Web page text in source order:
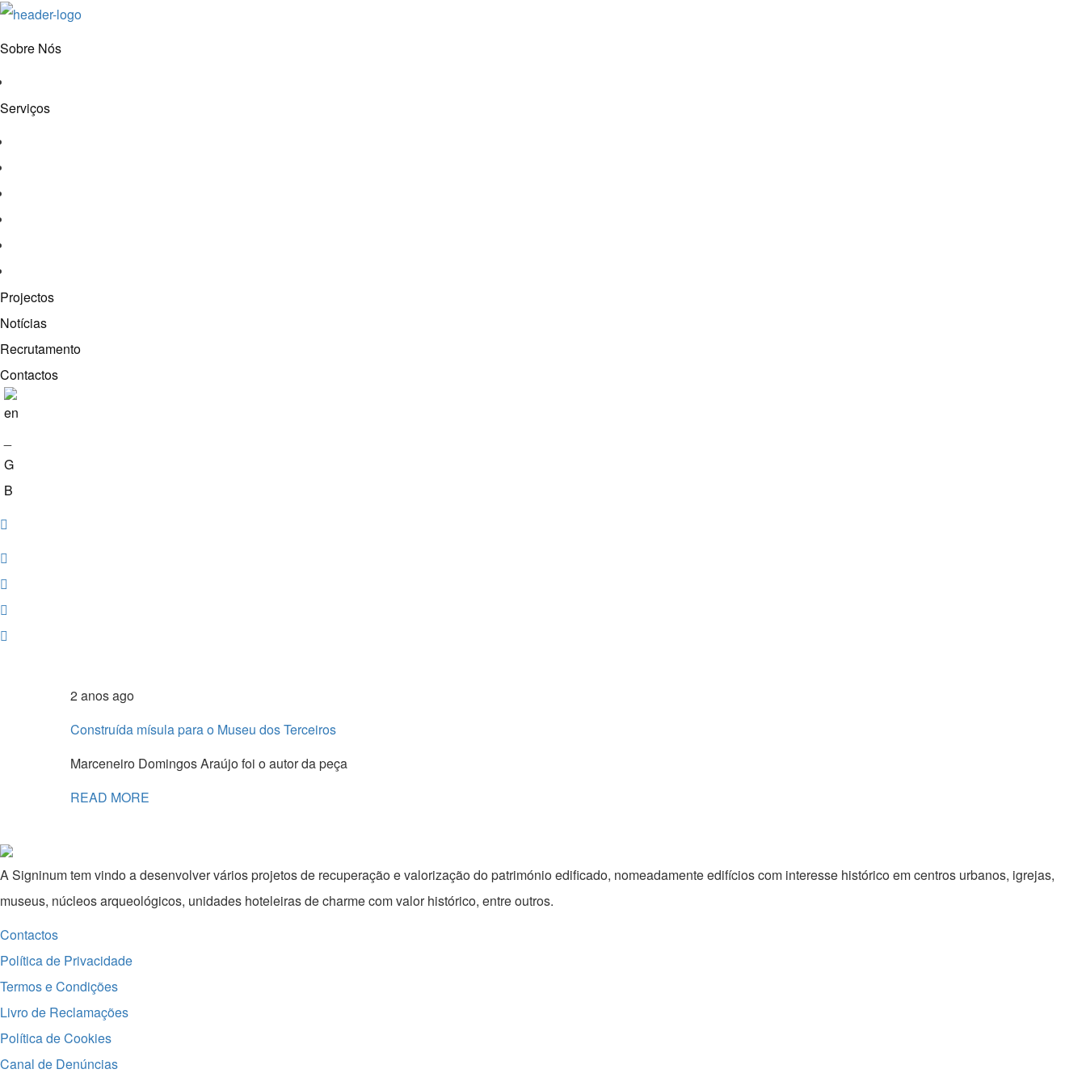
Sobre Nós
Serviços
Projectos
Notícias
Recrutamento
Contactos
2 anos ago
Construída mísula para o Museu dos Terceiros
Marceneiro Domingos Araújo foi o autor da peça
READ MORE
A Signinum tem vindo a desenvolver vários projetos de recuperação e valorização do património edificado, nomeadamente edifícios com interesse histórico em centros urbanos, igrejas,
museus, núcleos arqueológicos, unidades hoteleiras de charme com valor histórico, entre outros.
Contactos
Política de Privacidade
Termos e Condições
Livro de Reclamações
Política de Cookies
Canal de Denúncias